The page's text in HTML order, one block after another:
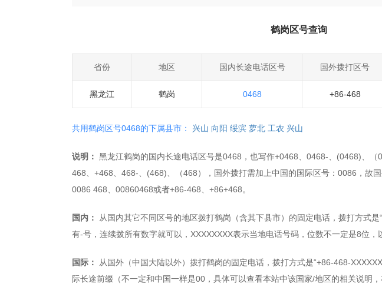
鹤岗区号查询
省份 地区 国内长途电话区号 国外拨打区号
黑龙江 鹤岗 0468 +86-468
共用鹤岗区号0468的下属县市： 兴山 向阳 绥滨 萝北 工农 兴山
说明： 黑龙江鹤岗的国内长途电话区号是0468，也写作+0468、0468-、(0468)、（
468、+468、468-、(468)、（468），国外拨打需加上中国的国际区号：0086，故
0086 468、00860468或者+86-468、+86+468。
国内：
从国内其它不同区号的地区拨打鹤岗（含其下县市）的固定电话，拨打方式是
有-号，连续拨所有数字就可以，XXXXXXXX表示当地电话号码，位数不一定是8位，
国际：
从国外（中国大陆以外）拨打鹤岗的固定电话，拨打方式是“+86-468-
际长途前缀（不一定和中国一样是00，具体可以查看本站中该国家/地区的相关说明